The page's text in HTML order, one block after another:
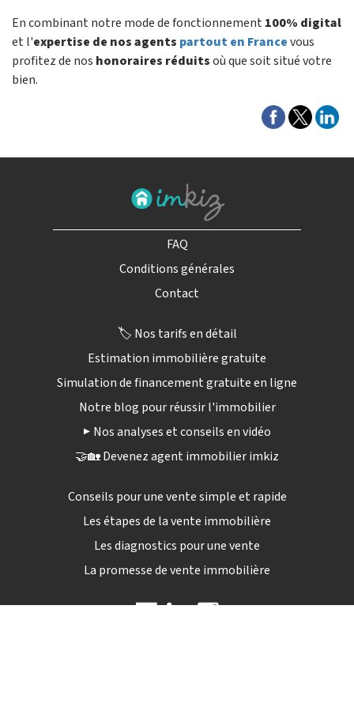
En combinant notre mode de fonctionnement 100% digital
et l'expertise de nos agents partout en Francevous
profitez de nos honoraires réduitsoù que soit situé votre
bien.
FAQ
Conditions générales
Contact
🏷️ Nos tarifs en détail
Estimation immobilière gratuite
Simulation de financement gratuite en ligne
Notre blog pour réussir l'immobilier
▶️ Nos analyses et conseils en vidéo
🤝🏡 Devenez agent immobilier imkiz
Conseils pour une vente simple et rapide
Les étapes de la vente immobilière
Les diagnostics pour une vente
La promesse de vente immobilière